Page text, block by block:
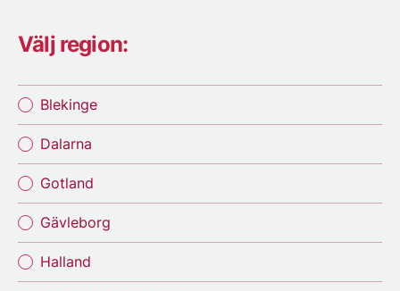
Välj region:
Blekinge
Dalarna
Gotland
Gävleborg
Halland